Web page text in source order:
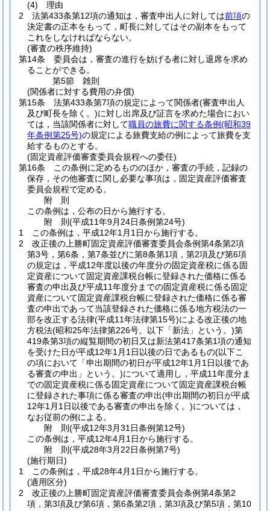
(4)
理由
2
法第433条第12項の通知は，審査申出人に対しては前項の
決定書の正本をもって，町長に対してはその副本をもって
これをしなければならない。
(審査の秩序維持)
第14条
委員会は，審査の進行を妨げる者に対し退席を求め
ることができる。
第5節
雑則
(関係者に対する費用の弁償)
第15条
法第433条第7項の規定によって関係者(審査申出人
及び町長を除く。)に対し出席及び証言を求めた場合におい
ては，当該関係者に対して職員の旅費に関する条例(昭和39
年条例第25号)の規定による旅費支給の例によって旅費を支
給するものとする。
(固定資産評価審査委員会規程への委任)
第16条
この条例に定めるもののほか，審査の手続，記録の
保存，その他審査に関し必要な事項は，固定資産評価審査
委員会規程で定める。
附 則
この条例は，公布の日から施行する。
附 則(平成11年9月24日条例第24号)
1
この条例は，平成12年1月1日から施行する。
2
改正後の上勝町固定資産評価審査委員会条例第4条第2項
第3号，第6条，第7条並びに第8条第1項，第2項及び第6項
の規定は，平成12年度以後の年度分の固定資産税に係る固
定資産について固定資産課税台帳に登録された価格に係る
審査の申出及び平成11年度分までの固定資産税に係る固定
資産について固定資産課税台帳に登録された価格に係る審
査の申出であって当該登録された価格に係る地方税法の一
部を改正する法律(平成11年法律第15号)による改正後の地
方税法(昭和25年法律第226号。以下「新法」という。)第
419条第3項の縦覧期間の初日又は新法第417条第1項の通知
を受けた日が平成12年1月1日以後の日であるもの(以下こ
の項において「申出期間の初日が平成12年1月1日以後であ
る審査の申出」という。)について適用し，平成11年度分ま
での固定資産税に係る固定資産について固定資産課税台帳
に登録された事項に係る審査の申出(申出期間の初日が平成
12年1月1日以後である審査の申出を除く。)については，
なお従前の例による。
附 則(平成12年3月31日条例第12号)
この条例は，平成12年4月1日から施行する。
附 則(平成28年3月22日条例第7号)
(施行期日)
1
この条例は，平成28年4月1日から施行する。
(適用区分)
2
改正後の上勝町固定資産評価審査委員会条例第4条第2
項，第3項及び第6項，第6条第2項，第3項及び第5項，第10